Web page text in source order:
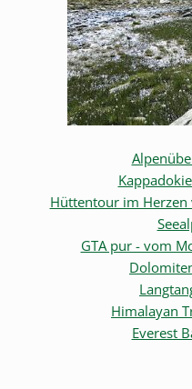
Hüttentour im
GTA pur - vom
Himalayan
Everest